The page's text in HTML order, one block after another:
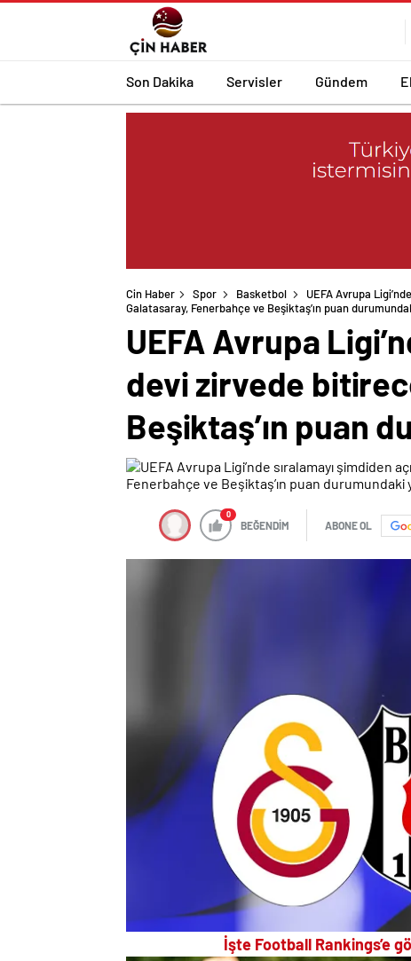
Son Dakika Servisler Gündem
Cin Haber Spor Basketbol
UEFA Avrupa
Galatasaray, Fenerbahçe ve Beşiktaş’ın puan
UEFA Avrupa
devi zirvede
Beşiktaş’ın puan
0
BEĞENDİM ABONE OL
İşte Football Rankings’e